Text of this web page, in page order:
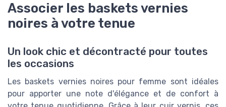
Associer les baskets vernies
noires à votre tenue
Un look chic et décontracté pour toutes
les occasions
Les baskets vernies noires pour femme sont idéales
pour apporter une note d'élégance et de confort à